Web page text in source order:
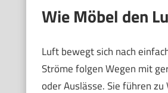
Wie Möbel den
Luft bewegt sich nach
Ströme folgen Wegen mit
oder Auslässe. Sie führen